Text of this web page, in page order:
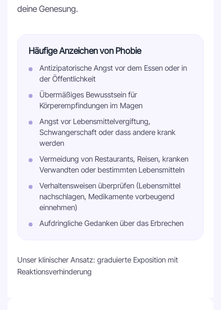
deine Genesung.
Häufige Anzeichen von Phobie
Antizipatorische Angst vor dem Essen oder in
der Öffentlichkeit
Übermäßiges Bewusstsein für
Körperempfindungen im Magen
Angst vor Lebensmittelvergiftung,
Schwangerschaft oder dass andere krank
werden
Vermeidung von Restaurants, Reisen, kranken
Verwandten oder bestimmten Lebensmitteln
Verhaltensweisen überprüfen (Lebensmittel
nachschlagen, Medikamente vorbeugend
einnehmen)
Aufdringliche Gedanken über das Erbrechen
Unser klinischer Ansatz: graduierte Exposition mit
Reaktionsverhinderung